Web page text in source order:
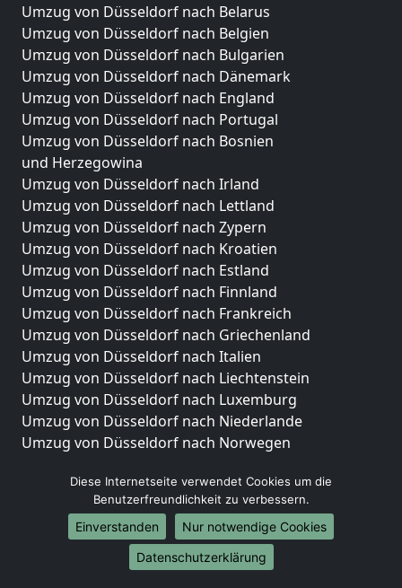
Umzug von Düsseldorf nach Belarus
Umzug von Düsseldorf nach Belgien
Umzug von Düsseldorf nach Bulgarien
Umzug von Düsseldorf nach Dänemark
Umzug von Düsseldorf nach England
Umzug von Düsseldorf nach Portugal
Umzug von Düsseldorf nach Bosnien
und Herzegowina
Umzug von Düsseldorf nach Irland
Umzug von Düsseldorf nach Lettland
Umzug von Düsseldorf nach Zypern
Umzug von Düsseldorf nach Kroatien
Umzug von Düsseldorf nach Estland
Umzug von Düsseldorf nach Finnland
Umzug von Düsseldorf nach Frankreich
Umzug von Düsseldorf nach Griechenland
Umzug von Düsseldorf nach Italien
Umzug von Düsseldorf nach Liechtenstein
Umzug von Düsseldorf nach Luxemburg
Umzug von Düsseldorf nach Niederlande
Umzug von Düsseldorf nach Norwegen
Umzüge-Deutschlandweit
Umzug von Düsseldorf nach Berlin
Umzug von Düsseldorf nach Hamburg
Umzug von Düsseldorf nach München
Umzug von Düsseldorf nach Köln
Diese Internetseite verwendet Cookies um die
Benutzerfreundlichkeit zu verbessern.
Einverstanden
Nur notwendige Cookies
Datenschutzerklärung